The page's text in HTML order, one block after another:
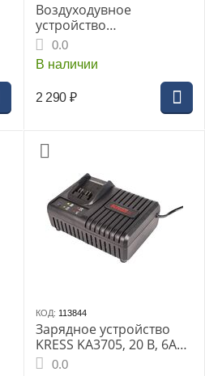
Воздуходувное
устройство
электрическое KRESS
KU090
0.0
В наличии
2 290 ₽
КОД: 113844
Зарядное устройство
KRESS KA3705, 20 В, 6A
100/240 В, 25/45 мин,
0.0